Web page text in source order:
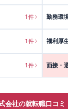
1件 勤務環
1件 福利厚
1件 面接・
会社の就転職口コ